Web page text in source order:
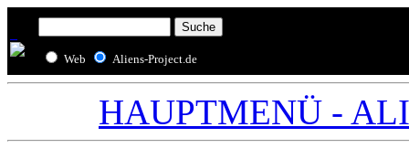
Web Aliens-Project.de
HAUPTMENÜ -